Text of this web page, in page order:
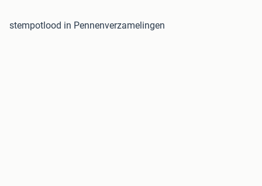
stempotlood in Pennenverzamelingen